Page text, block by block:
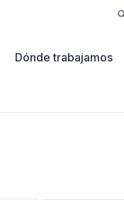
Dónde trabajamos